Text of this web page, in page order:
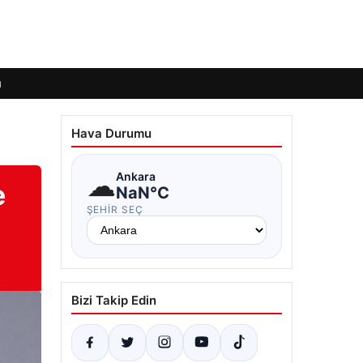
Hava Durumu
☁Ankara
NaN°C
ŞEHIR SEÇ
Bizi Takip Edin